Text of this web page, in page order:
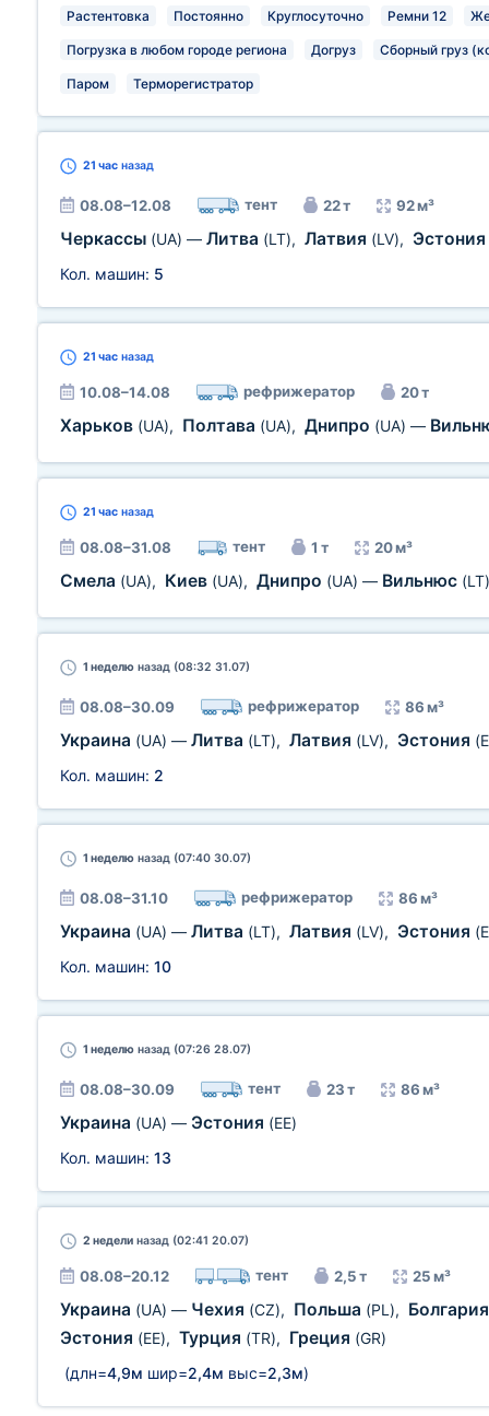
Растентовка Постоянно Круглосуточно Ремни 12
Погрузка в любом городе региона Догруз Сборный груз
Паром Терморегистратор
21 час назад
08.08–12.08 тент 22 т 92 м³
Черкассы (UA) — Литва (LT), Латвия (LV), Эстония
Кол. машин: 5
21 час назад
10.08–14.08 рефрижератор 20 т
Харьков (UA), Полтава (UA), Днипро (UA) —
21 час назад
08.08–31.08 тент 1 т 20 м³
Смела (UA), Киев (UA), Днипро (UA) — Вильнюс (LT)
1 неделю назад (08:32 31.07)
08.08–30.09 рефрижератор 86 м³
Украина (UA) — Литва (LT), Латвия (LV), Эстония
Кол. машин: 2
1 неделю назад (07:40 30.07)
08.08–31.10 рефрижератор 86 м³
Украина (UA) — Литва (LT), Латвия (LV), Эстония
Кол. машин: 10
1 неделю назад (07:26 28.07)
08.08–30.09 тент 23 т 86 м³
Украина (UA) — Эстония (EE)
Кол. машин: 13
2 недели назад (02:41 20.07)
08.08–20.12 тент 2,5 т 25 м³
Украина (UA) — Чехия (CZ), Польша (PL),
Эстония (EE), Турция (TR), Греция (GR)
(длн=4,9м шир=2,4м выс=2,3м)